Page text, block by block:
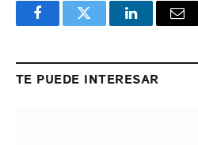
FacebookTwitter LinkedIn
TE PUEDE INTERESAR